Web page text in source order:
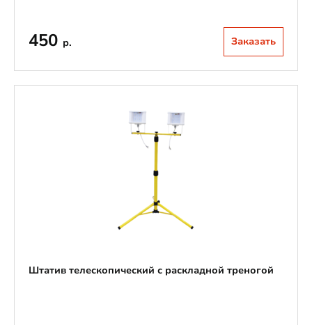
450 р. Заказать
Штатив телескопический с раскладной треногой